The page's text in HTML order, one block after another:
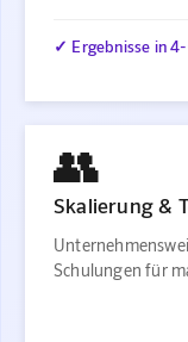
✓ Ergebnisse in
👥
Skalierung &
Schulungen für